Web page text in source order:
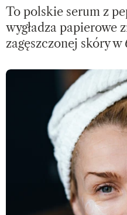
To polskie serum z
wygładza papierowe
zagęszczonej skóry w